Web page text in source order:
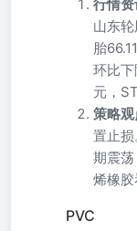
行情
山东
胎
环比
元，
策略观
置止
期震
烯橡胶
PVC